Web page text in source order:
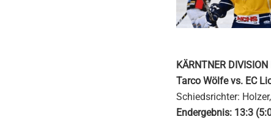
KÄRNTNER DIVISION
Tarco Wölfe vs. EC
Schiedsrichter:
Endergebnis: 13:3